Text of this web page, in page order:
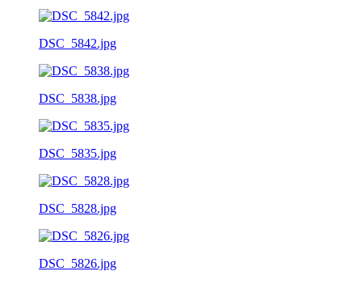
DSC_5842.jpg
DSC_5838.jpg
DSC_5835.jpg
DSC_5828.jpg
DSC_5826.jpg